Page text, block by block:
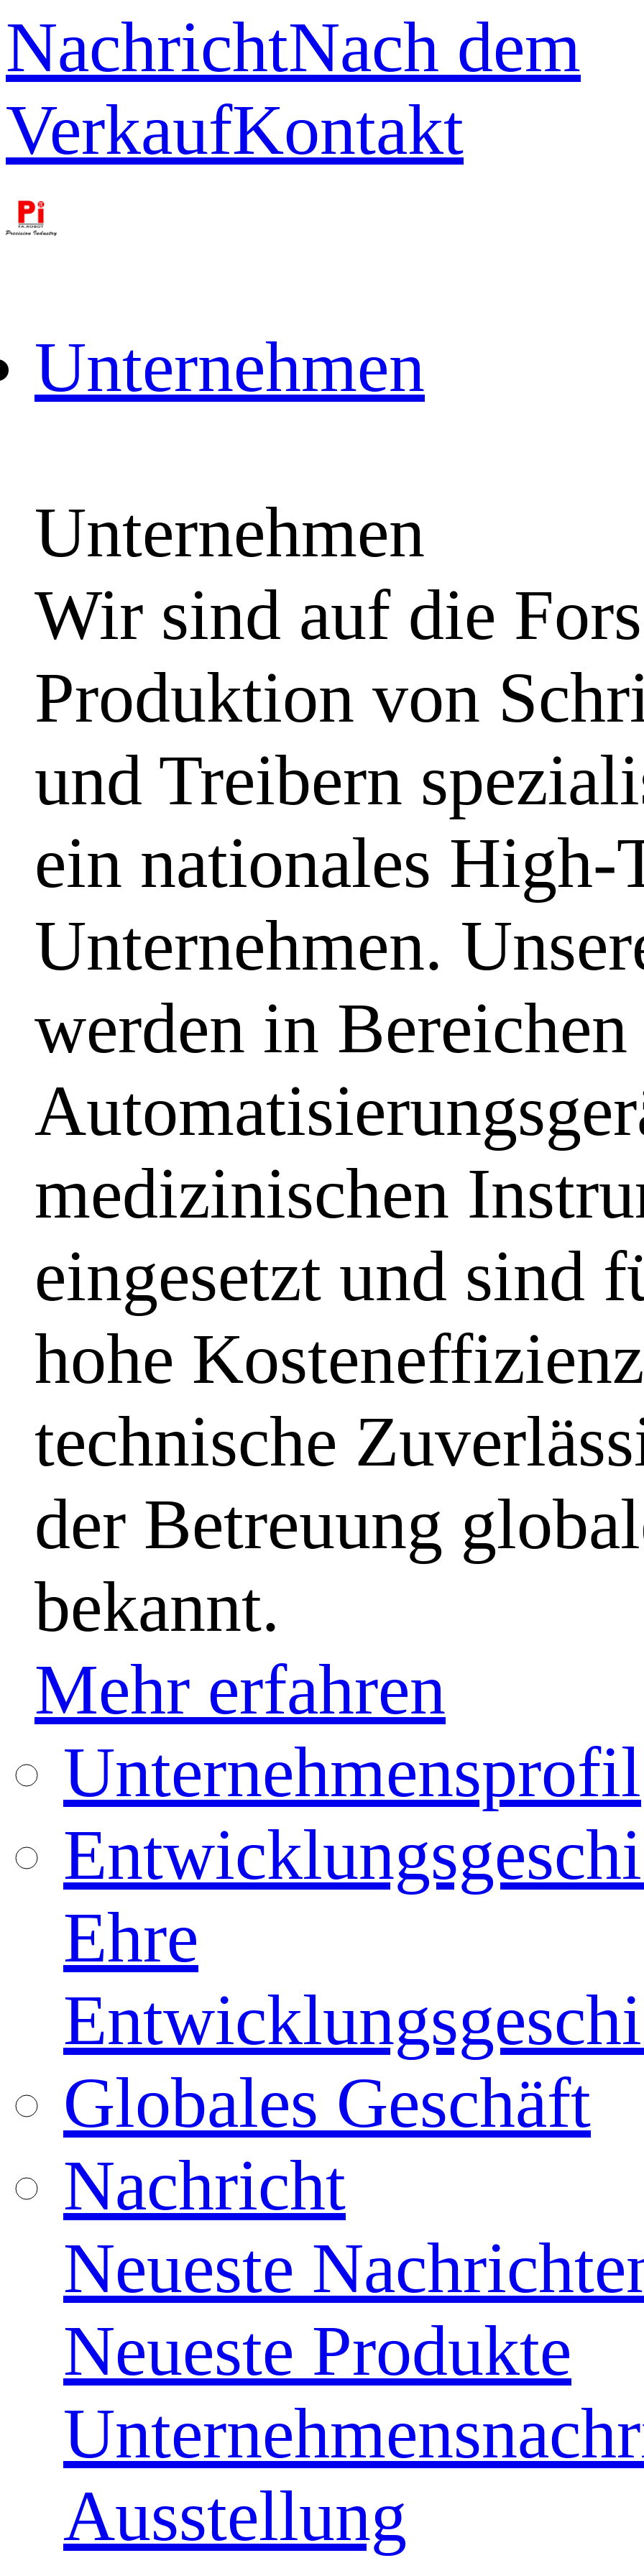
NachrichtNach dem
VerkaufKontakt
Unternehmen
Unternehmen
Wir sind auf die
Produktion von
und Treibern
ein nationales High-
Unternehmen.
werden in
medizinischen
eingesetzt und sind
hohe
technische
der Betreuung
bekannt.
Mehr erfahren
Unternehmensprofil
Ehre
Globales Geschäft
Nachricht
Neueste
Neueste Produkte
Ausstellung